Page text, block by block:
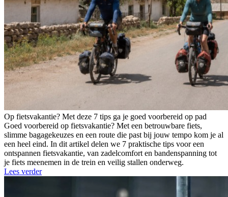
Op fietsvakantie? Met deze 7 tips ga je goed voorbereid op pad
Goed voorbereid op fietsvakantie? Met een betrouwbare fiets,
slimme bagagekeuzes en een route die past bij jouw tempo kom je al
een heel eind. In dit artikel delen we 7 praktische tips voor een
ontspannen fietsvakantie, van zadelcomfort en bandenspanning tot
je fiets meenemen in de trein en veilig stallen onderweg.
Lees verder